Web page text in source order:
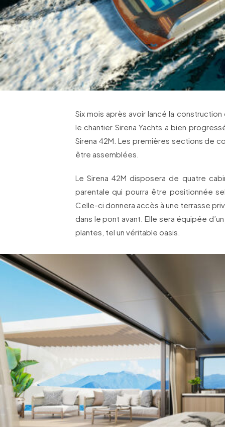
Six mois après avoir lancé la
le chantier Sirena Yachts a bien
Sirena 42M. Les premières sections de
être assemblées.
Le Sirena 42M disposera de quatre
parentale qui pourra être positionnée
Celle-ci donnera accès à une terrasse
dans le pont avant. Elle sera équipée
plantes, tel un véritable oasis.